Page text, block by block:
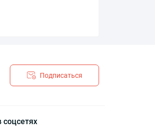
Подписаться